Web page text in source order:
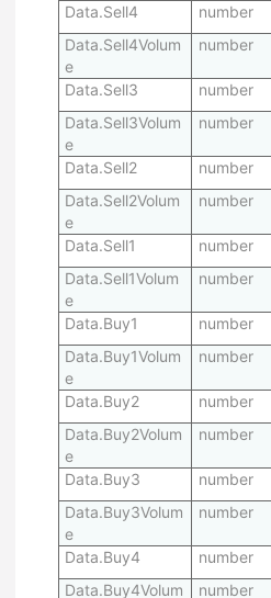
Data.Sell4 number
Data.Sell4Volum
e
number
Data.Sell3 number
Data.Sell3Volum
e
number
Data.Sell2 number
Data.Sell2Volum
e
number
Data.Sell1 number
Data.Sell1Volum
e
number
Data.Buy1 number
Data.Buy1Volum
e
number
Data.Buy2 number
Data.Buy2Volum
e
number
Data.Buy3 number
Data.Buy3Volum
e
number
Data.Buy4 number
Data.Buy4Volum
number